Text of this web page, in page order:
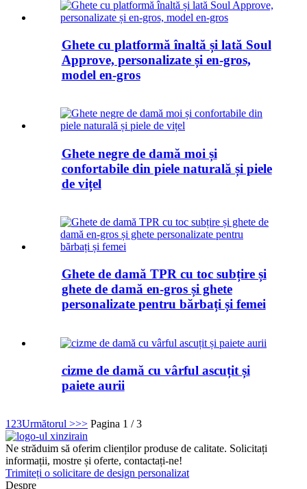
Ghete cu platformă înaltă și lată Soul
Approve, personalizate și en-gros,
model en-gros
Ghete negre de damă moi și
confortabile din piele naturală și piele
de vițel
Ghete de damă TPR cu toc subțire și
ghete de damă en-gros și ghete
personalizate pentru bărbați și femei
cizme de damă cu vârful ascuțit și
paiete aurii
1 23Următorul >>> Pagina 1 / 3
Ne străduim să oferim clienților produse de calitate. Solicitați
informații, mostre și oferte, contactați-ne!
Trimiteți o solicitare de design personalizat
Despre